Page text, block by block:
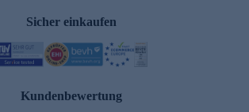
Sicher einkaufen
Kundenbewertung